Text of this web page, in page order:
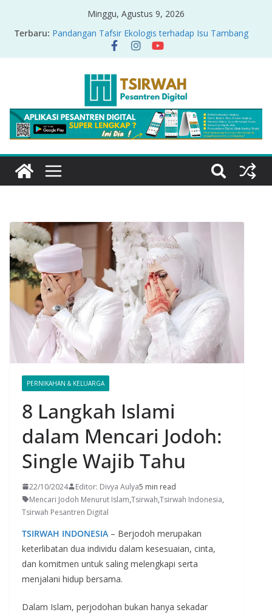
Minggu, Agustus 9, 2026
Terbaru: Pandangan Tafsir Ekologis terhadap Isu Tambang
Nikel di Raja Ampat
PRODUK RELASI KUASA-IDIOLOGI PADA TAFSIR
Sirah Nabawiyah
Oversharing dan Privasi dalam Al-Qur’an: “Ketika
Ayat Bicara Soal Curhat di Sosmed”
Menyikapi Fatherless, Kisah Lukman Menjadi
Cerminan
PERNIKAHAN & KELUARGA
8 Langkah Islami
dalam Mencari Jodoh:
Single Wajib Tahu
22/10/2024 Editor: Divya Aulya5 min read
Mencari Jodoh Menurut Islam,Tsirwah,Tsirwah Indonesia,
Tsirwah Pesantren Digital
TSIRWAH INDONESIA – Berjodoh merupakan
keterlibatan dua individu dalam kesesuaian, cinta,
dan komitmen untuk saling melengkapi serta
menjalani hidup bersama.
Dalam Islam, perjodohan bukan hanya sekadar